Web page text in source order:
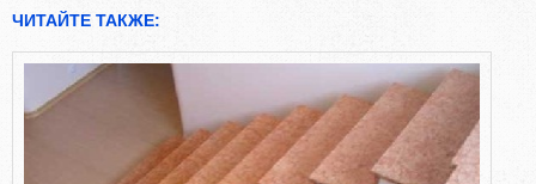
ЧИТАЙТЕ ТАКЖЕ: